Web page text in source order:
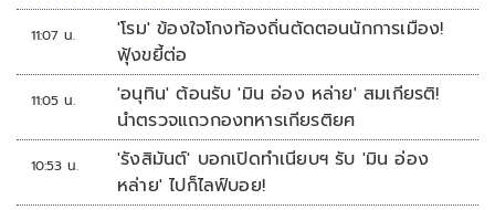
11:07 น.
'โรม' ข้องใจโกงท้องถิ่นตัดตอนนักการเมือง!
ฟุ้งขยี้ต่อ
11:05 น.
'อนุทิน' ต้อนรับ 'มิน อ่อง หล่าย' สมเกียรติ!
นำตรวจแถวกองทหารเกียรติยศ
10:53 น.
'รังสิมันต์' บอกเปิดทำเนียบฯ รับ 'มิน อ่อง
หล่าย' ไปก็ไลฟ์บอย!